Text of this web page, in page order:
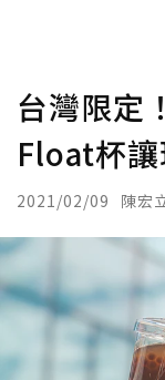
台灣限定
Float杯
2021/02/09 陳宏